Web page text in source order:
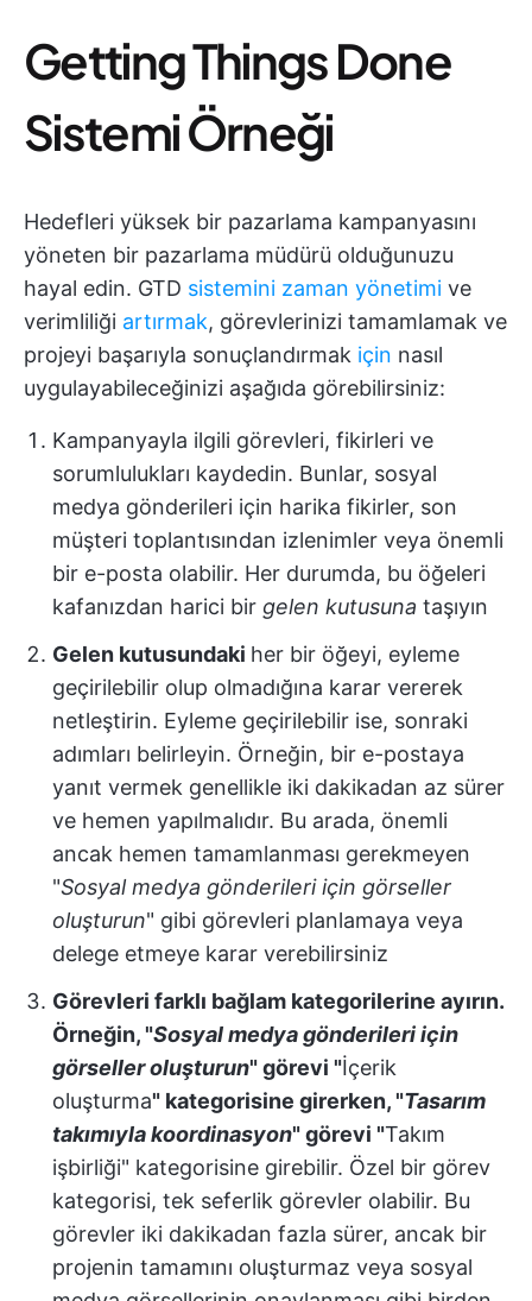
Getting Things Done
Sistemi Örneği
Hedefleri yüksek bir pazarlama kampanyasını
yöneten bir pazarlama müdürü olduğunuzu
hayal edin. GTD sistemini zaman yönetimi ve
verimliliği artırmak, görevlerinizi tamamlamak ve
projeyi başarıyla sonuçlandırmak için nasıl
uygulayabileceğinizi aşağıda görebilirsiniz:
Kampanyayla ilgili görevleri, fikirleri ve
sorumlulukları kaydedin. Bunlar, sosyal
medya gönderileri için harika fikirler, son
müşteri toplantısından izlenimler veya önemli
bir e-posta olabilir. Her durumda, bu öğeleri
kafanızdan harici bir gelen kutusuna taşıyın
Gelen kutusundaki her bir öğeyi, eyleme
geçirilebilir olup olmadığına karar vererek
netleştirin. Eyleme geçirilebilir ise, sonraki
adımları belirleyin. Örneğin, bir e-postaya
yanıt vermek genellikle iki dakikadan az sürer
ve hemen yapılmalıdır. Bu arada, önemli
ancak hemen tamamlanması gerekmeyen
"Sosyal medya gönderileri için görseller
oluşturun" gibi görevleri planlamaya veya
delege etmeye karar verebilirsiniz
Görevleri farklı bağlam kategorilerine ayırın.
Örneğin, "Sosyal medya gönderileri için
görseller oluşturun" görevi "İçerik
oluşturma" kategorisine girerken, "Tasarım
takımıyla koordinasyon" görevi "Takım
işbirliği" kategorisine girebilir. Özel bir görev
kategorisi, tek seferlik görevler olabilir. Bu
görevler iki dakikadan fazla sürer, ancak bir
projenin tamamını oluşturmaz veya sosyal